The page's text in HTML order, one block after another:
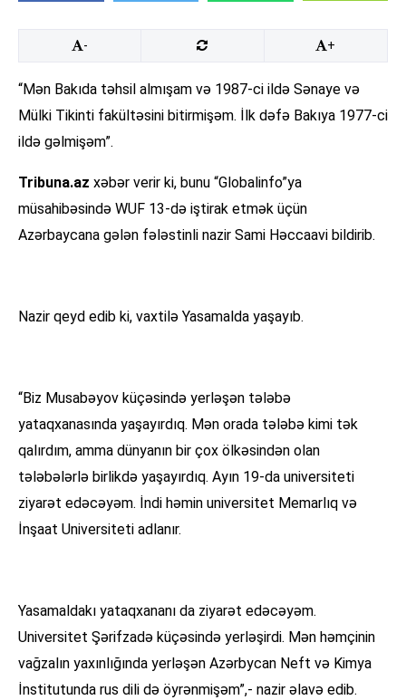
- +
“Mən Bakıda təhsil almışam və 1987-ci ildə Sənaye və
Mülki Tikinti fakültəsini bitirmişəm. İlk dəfə Bakıya 1977-ci
ildə gəlmişəm”.
Tribuna.az xəbər verir ki, bunu “Globalinfo”ya
müsahibəsində WUF 13-də iştirak etmək üçün
Azərbaycana gələn fələstinli nazir Sami Həccaavi bildirib.
Nazir qeyd edib ki, vaxtilə Yasamalda yaşayıb.
“Biz Musabəyov küçəsində yerləşən tələbə
yataqxanasında yaşayırdıq. Mən orada tələbə kimi tək
qalırdım, amma dünyanın bir çox ölkəsindən olan
tələbələrlə birlikdə yaşayırdıq. Ayın 19-da universiteti
ziyarət edəcəyəm. İndi həmin universitet Memarlıq və
İnşaat Universiteti adlanır.
Yasamaldakı yataqxananı da ziyarət edəcəyəm.
Universitet Şərifzadə küçəsində yerləşirdi. Mən həmçinin
vağzalın yaxınlığında yerləşən Azərbycan Neft və Kimya
İnstitutunda rus dili də öyrənmişəm”,- nazir əlavə edib.